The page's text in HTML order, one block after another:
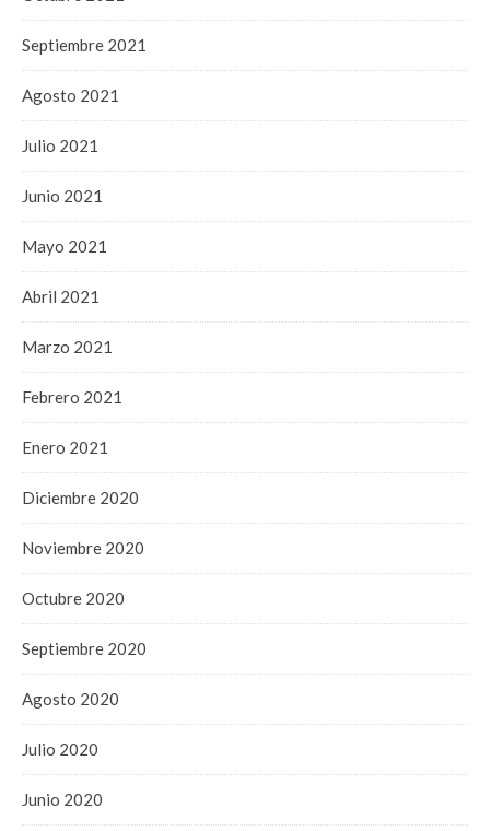
Septiembre 2021
Agosto 2021
Julio 2021
Junio 2021
Mayo 2021
Abril 2021
Marzo 2021
Febrero 2021
Enero 2021
Diciembre 2020
Noviembre 2020
Octubre 2020
Septiembre 2020
Agosto 2020
Julio 2020
Junio 2020